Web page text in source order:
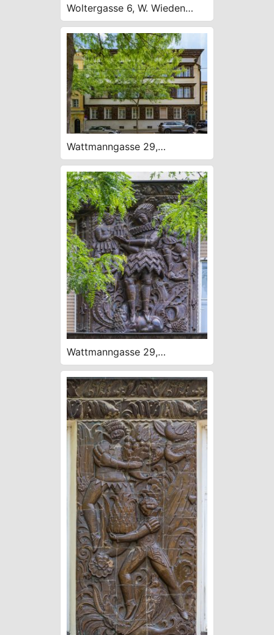
Woltergasse 6, W. Wieden
1911, spätsecessionistisch
Wattmanngasse 29,
Schokoladehaus, 1914 E.
Lichtblau, expressionist.
Majolika W. Russ
Wattmanngasse 29,
Schokoladehaus, 1914 E.
Lichtblau, expressionist.
Majolika W. Russ